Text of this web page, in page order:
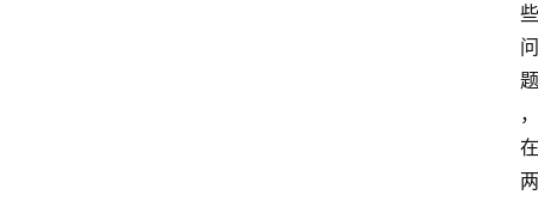
些
问
题
，
在
两